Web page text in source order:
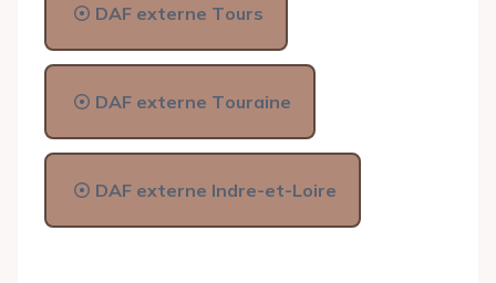
DAF externe Tours
DAF externe Touraine
DAF externe Indre-et-Loire